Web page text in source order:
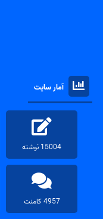
آمار سایت
15004 نوشته
4957 کامنت